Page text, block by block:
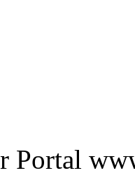
Portal